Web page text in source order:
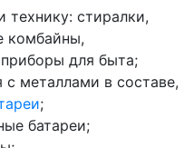
технику: стиралки,
комбайны,
для быта;
с металлами в составе,
;
батареи;